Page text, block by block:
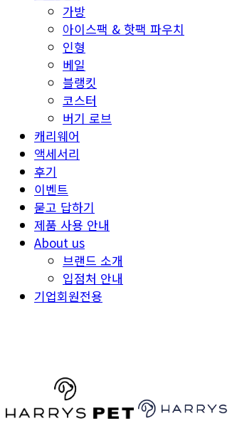
가방
아이스팩 & 핫팩 파우치
인형
베일
블랭킷
코스터
버기 로브
캐리웨어
액세서리
후기
이벤트
묻고 답하기
제품 사용 안내
About us
브랜드 소개
입점처 안내
기업회원전용